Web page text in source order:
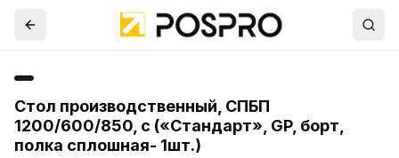
Стол производственный, СПБП
1200/600/850, с («Стандарт», GP, борт,
полка сплошная- 1шт.)